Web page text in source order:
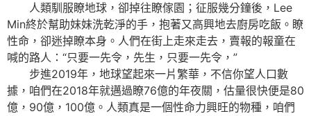
人類馴服瞭地球，卻掉往瞭傢園；征服幾分鐘後，Lee
Min終於幫助妹妹洗乾淨的手，抱著又高興地去廚房吃飯。瞭
性命，卻迷掉瞭本身。人們在街上走來走去，賣報的報童在
喊的路人：“只要一先令，先生，只要一先令，”
步進2019年，地球望起來一片繁華，不信你望人口數
據，咱們在2018年就邁過瞭76億的年夜關，估量很快便是80
億，90億，100億。人類真是一個性命力興旺的物種，咱們